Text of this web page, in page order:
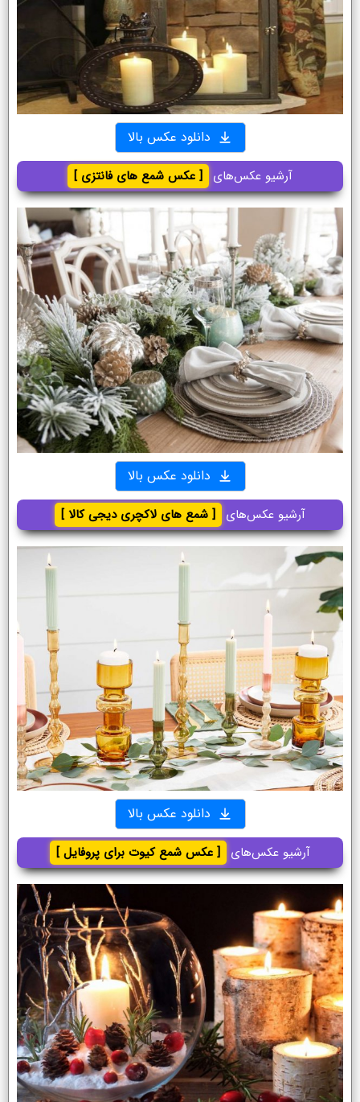
دانلود عکس بالا
آرشیو عکس‌های [ عکس شمع های فانتزی ]
دانلود عکس بالا
آرشیو عکس‌های [ شمع های لاکچری دیجی کالا ]
دانلود عکس بالا
آرشیو عکس‌های [ عکس شمع کیوت برای پروفایل ]